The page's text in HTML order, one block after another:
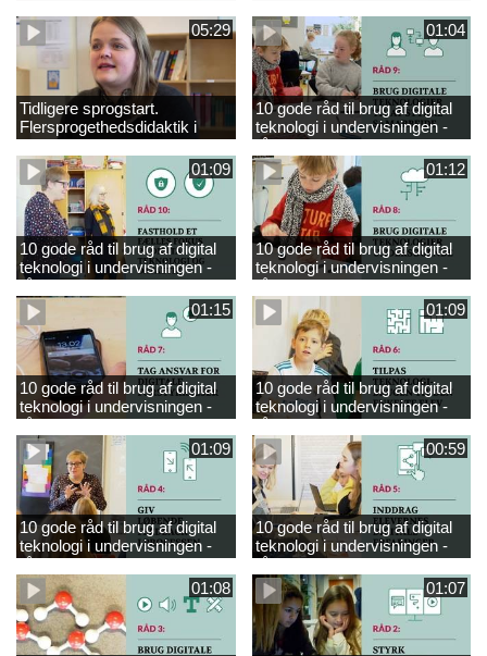
fransk og tysk
05:29
Tidligere sprogstart.
Flersprogethedsdidaktik i
engelsk
01:04
10 gode råd til brug af digital
teknologi i undervisningen -
råd 9
01:09
10 gode råd til brug af digital
teknologi i undervisningen -
råd 10
01:12
10 gode råd til brug af digital
teknologi i undervisningen -
råd 8
01:15
10 gode råd til brug af digital
teknologi i undervisningen -
råd 7
01:09
10 gode råd til brug af digital
teknologi i undervisningen -
råd 6
01:09
10 gode råd til brug af digital
teknologi i undervisningen -
råd 4
00:59
10 gode råd til brug af digital
teknologi i undervisningen -
råd 5
01:08
01:07